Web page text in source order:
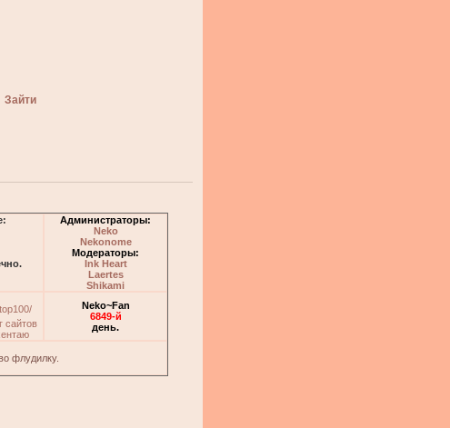
Зайти
Администраторы:
Neko
Nekonome
Модераторы:
Ink Heart
Laertes
Shikami
Neko~Fan
6849-й
день.
флудилку.